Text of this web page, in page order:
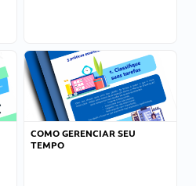
COMO GERENCIAR SEU
TEMPO